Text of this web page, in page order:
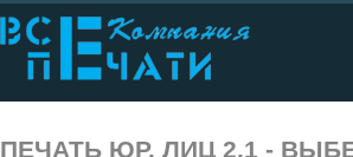
ПЕЧАТЬ ЮР. ЛИЦ 2.1 -